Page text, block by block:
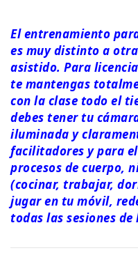
El entrenamiento
es muy distinto a
asistido. Para
te mantengas
con la clase todo el
debes tener tu
iluminada y
facilitadores y para
procesos de cuerpo,
(cocinar, trabajar,
jugar en tu móvil,
todas las sesiones de